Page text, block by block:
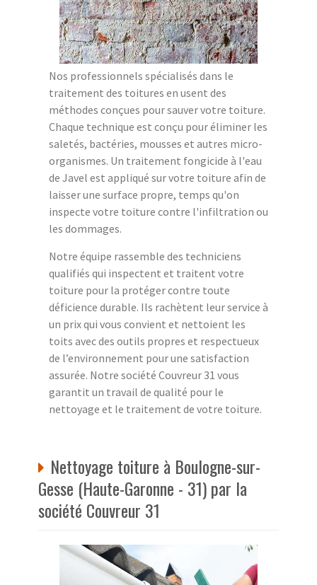
Nos professionnels spécialisés dans le
traitement des toitures en usent des
méthodes conçues pour sauver votre toiture.
Chaque technique est conçu pour éliminer les
saletés, bactéries, mousses et autres micro-
organismes. Un traitement fongicide à l'eau
de Javel est appliqué sur votre toiture afin de
laisser une surface propre, temps qu'on
inspecte votre toiture contre l'infiltration ou
les dommages.
Notre équipe rassemble des techniciens
qualifiés qui inspectent et traitent votre
toiture pour la protéger contre toute
déficience durable. Ils rachètent leur service à
un prix qui vous convient et nettoient les
toits avec des outils propres et respectueux
de l’environnement pour une satisfaction
assurée. Notre société Couvreur 31 vous
garantit un travail de qualité pour le
nettoyage et le traitement de votre toiture.
Nettoyage toiture à Boulogne-sur-
Gesse (Haute-Garonne - 31) par la
société Couvreur 31